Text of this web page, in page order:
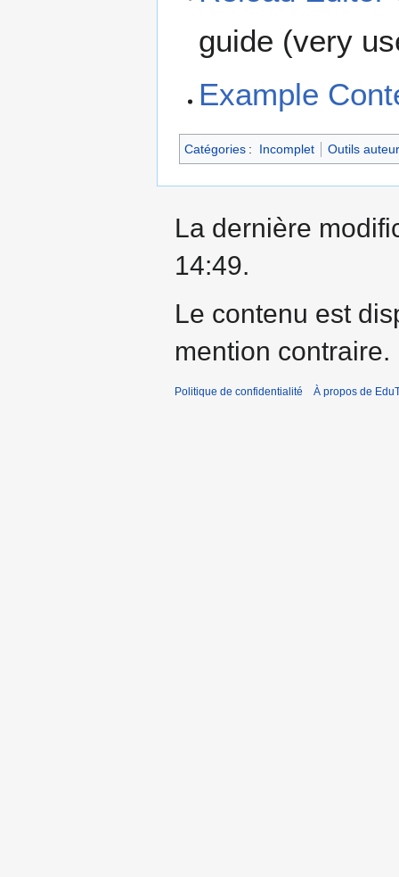
guide (very
Example
Catégories : Incomplet Outils auteur
La dernière
14:49.
Le contenu est
mention contraire.
Politique de confidentialité À propos de